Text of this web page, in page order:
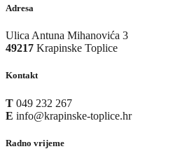
Adresa
Ulica Antuna Mihanovića 3
49217 Krapinske Toplice
Kontakt
T 049 232 267
E info@krapinske-toplice.hr
Radno vrijeme